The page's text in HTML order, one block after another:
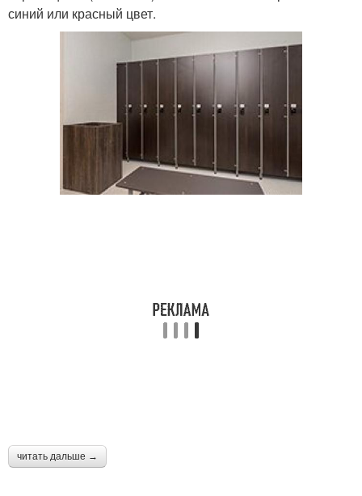
синий или красный цвет.
читать дальше →